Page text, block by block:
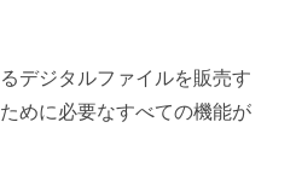
デジタルファイルを販売す
めに必要なすべての機能が